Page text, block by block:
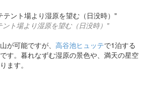
ト場より湿原を望む（日没時）"
が可能ですが、 高谷池ヒュッテで1泊する
す。暮れなずむ湿原の景色や、満天の星空
ます。